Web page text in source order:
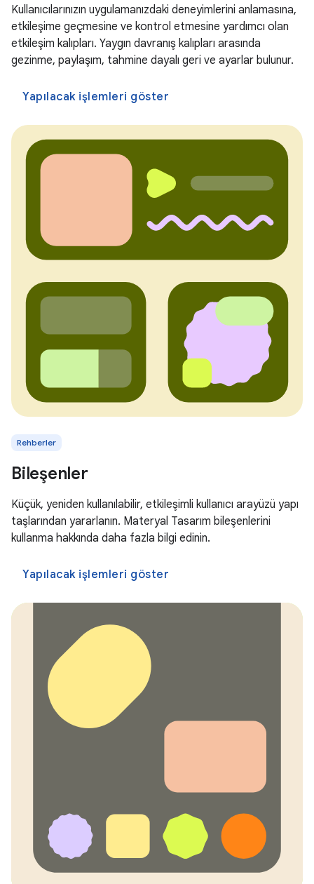
Kullanıcılarınızın uygulamanızdaki deneyimlerini anlamasına,
etkileşime geçmesine ve kontrol etmesine yardımcı olan
etkileşim kalıpları. Yaygın davranış kalıpları arasında
gezinme, paylaşım, tahmine dayalı geri ve ayarlar bulunur.
Yapılacak işlemleri göster
Rehberler
Bileşenler
Küçük, yeniden kullanılabilir, etkileşimli kullanıcı arayüzü yapı
taşlarından yararlanın. Materyal Tasarım bileşenlerini
kullanma hakkında daha fazla bilgi edinin.
Yapılacak işlemleri göster